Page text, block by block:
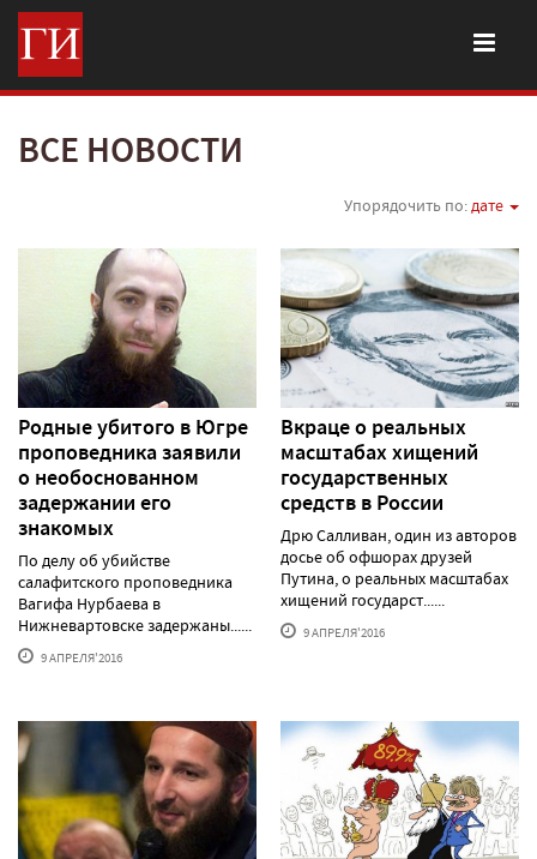
ВСЕ НОВОСТИ
Упорядочить по:дате
Родные убитого в Югре
проповедника заявили
о необоснованном
задержании его
знакомых
По делу об убийстве
салафитского проповедника
Вагифа Нурбаева в
Нижневартовске задержаны......
9 АПРЕЛЯ'2016
Вкраце о реальных
масштабах хищений
государственных
средств в России
Дрю Салливан, один из авторов
досье об офшорах друзей
Путина, о реальных масштабах
хищений государст......
9 АПРЕЛЯ'2016